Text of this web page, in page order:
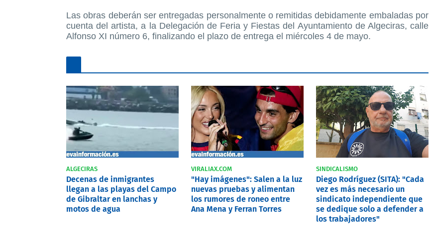
Las obras deberán ser entregadas personalmente o remitidas debidamente embaladas por
cuenta del artista, a la Delegación de Feria y Fiestas del Ayuntamiento de Algeciras, calle
Alfonso XI número 6, finalizando el plazo de entrega el miércoles 4 de mayo.
ALGECIRAS
Decenas de inmigrantes
llegan a las playas del Campo
de Gibraltar en lanchas y
motos de agua
VIRALIAX.COM
"Hay imágenes": Salen a la luz
nuevas pruebas y alimentan
los rumores de roneo entre
Ana Mena y Ferran Torres
SINDICALISMO
Diego Rodríguez (SITA): "Cada
vez es más necesario un
sindicato independiente que
se dedique solo a defender a
los trabajadores"